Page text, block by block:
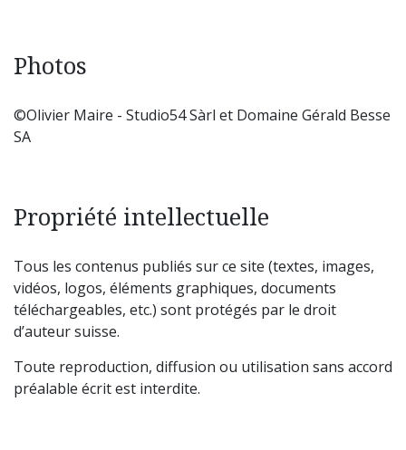
Photos
©Olivier Maire - Studio54 Sàrl et Domaine Gérald Besse
SA
Propriété intellectuelle
Tous les contenus publiés sur ce site (textes, images,
vidéos, logos, éléments graphiques, documents
téléchargeables, etc.) sont protégés par le droit
d’auteur suisse.
Toute reproduction, diffusion ou utilisation sans accord
préalable écrit est interdite.